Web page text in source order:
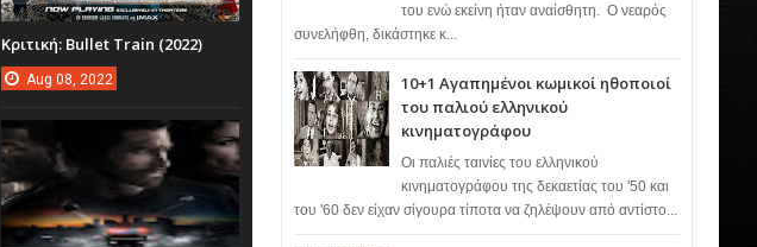
του ενώ εκείνη ήταν αναίσθητη. Ο νεαρός
συνελήφθη, δικάστηκε κ...
10+1 Αγαπημένοι κωμικοί ηθοποιοί
του παλιού ελληνικού
κινηματογράφου
Οι παλιές ταινίες του ελληνικού
κινηματογράφου της δεκαετίας του '50 και
του '60 δεν είχαν σίγουρα τίποτα να ζηλέψουν από αντίστο...
Κριτική: Bullet Train (2022)
Aug 08, 2022